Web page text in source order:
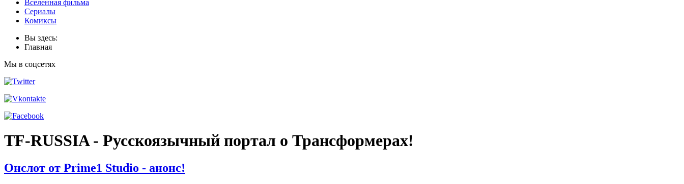
Вселенная фильма
Сериалы
Комиксы
Вы здесь:
Главная
Мы в соцсетях
TF-RUSSIA - Русскоязычный портал о Трансформерах!
Онслот от Prime1 Studio - анонс!